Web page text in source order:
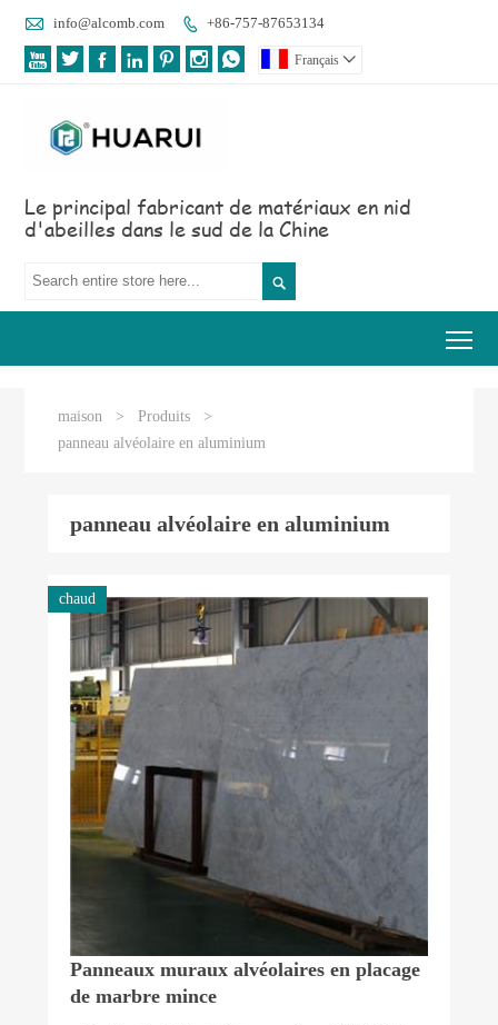
 info@alcomb.com  +86-757-87653134
       Français 
Le principal fabricant de matériaux en nid
d'abeilles dans le sud de la Chine

maison > Produits
>
panneau alvéolaire en aluminium
panneau alvéolaire en aluminium
chaud
Panneaux muraux alvéolaires en placage
de marbre mince